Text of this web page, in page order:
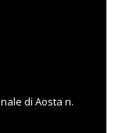
di Aosta n.